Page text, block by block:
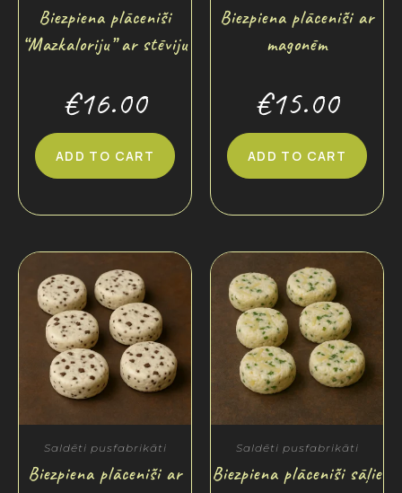
Biezpiena plācenīši
“Mazkaloriju” ar stēviju
€16.00
ADD TO CART
Biezpiena plācenīši ar
magonēm
€15.00
ADD TO CART
Saldēti pusfabrikāti
Biezpiena plācenīši ar
Saldēti pusfabrikāti
Biezpiena plācenīši sāļie